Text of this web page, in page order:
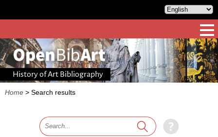
History of Art Bibliography
Home > Search results